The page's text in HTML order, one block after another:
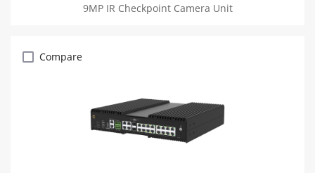
9MP IR Checkpoint Camera Unit
Compare